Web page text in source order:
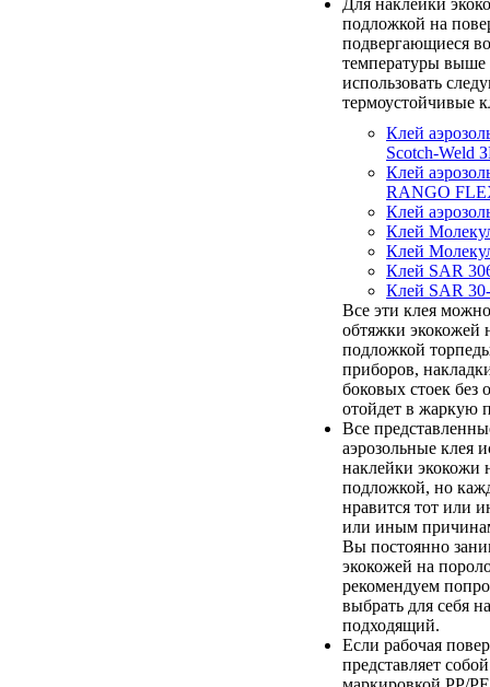
подложкой на
подвергающиеся
температуры выше
использовать
термоустойчивые
Клей
Scotch-Weld
Клей
RANGO
Клей
Клей
Клей
Клей SAR
Клей SAR
Все эти клея
обтяжки экокожей
подложкой
приборов,
боковых стоек без
отойдет в жаркую
Все
аэрозольные клея
наклейки экокожи
подложкой, но
нравится тот или
или иным
Вы постоянно
экокожей на
рекомендуем
выбрать для себя
подходящий.
Если рабочая
представляет